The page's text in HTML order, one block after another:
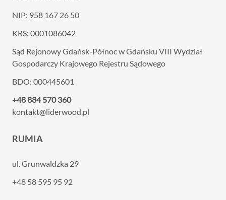
NIP: 958 167 26 50
KRS: 0001086042
Sąd Rejonowy Gdańsk-Północ w Gdańsku VIII Wydział
Gospodarczy Krajowego Rejestru Sądowego
BDO: 000445601
+48 884 570 360
kontakt@liderwood.pl
RUMIA
ul. Grunwaldzka 29
+48 58 595 95 92